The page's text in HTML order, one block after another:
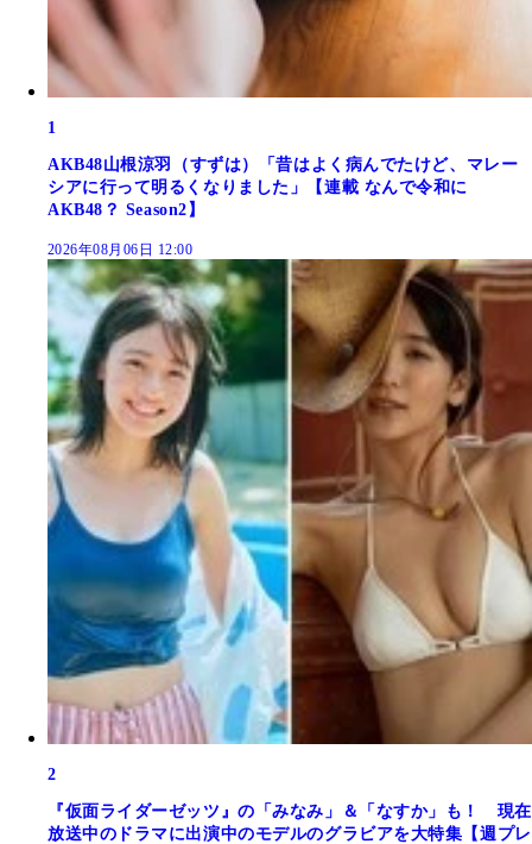
1
AKB48山根涼羽（すずは）「昔はよく病んでたけど、マレー
シアに行って明るくなりました」【連載 なんで令和に
AKB48？ Season2】
2026年08月06日 12:00
2
『仮面ライダーゼッツ』の「みなみ」＆「なすか」も！ 現在
放送中のドラマに出演中のモデルのグラビアを大特集【週プレ